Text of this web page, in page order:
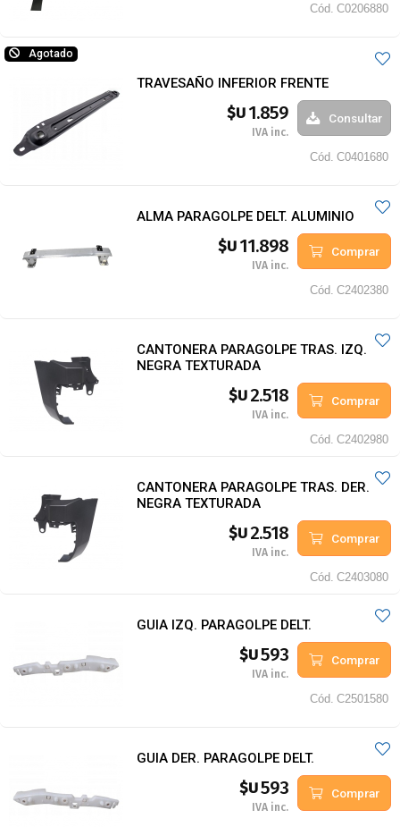
Cód. C0206880
Agotado
TRAVESAÑO INFERIOR FRENTE
$U1.859
IVA inc.
Consultar
Cód. C0401680
ALMA PARAGOLPE DELT. ALUMINIO
$U11.898
IVA inc.
Comprar
Cód. C2402380
CANTONERA PARAGOLPE TRAS. IZQ.
NEGRA TEXTURADA
$U2.518
IVA inc.
Comprar
Cód. C2402980
CANTONERA PARAGOLPE TRAS. DER.
NEGRA TEXTURADA
$U2.518
IVA inc.
Comprar
Cód. C2403080
GUIA IZQ. PARAGOLPE DELT.
$U593
IVA inc.
Comprar
Cód. C2501580
GUIA DER. PARAGOLPE DELT.
$U593
IVA inc.
Comprar